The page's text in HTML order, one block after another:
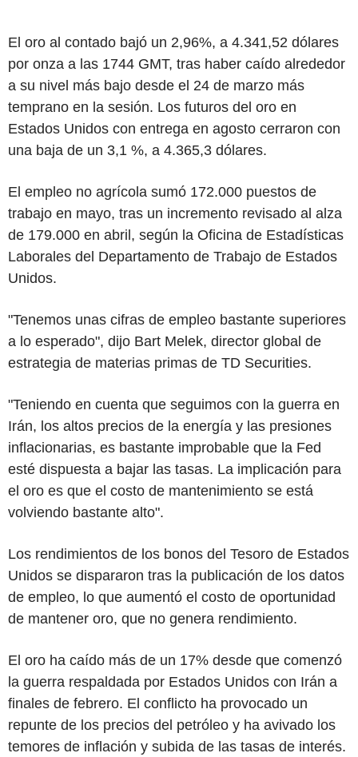
El oro al contado bajó un 2,96%, a 4.341,52 dólares
por onza a las 1744 GMT, tras haber caído alrededor
a su nivel más bajo desde el 24 de marzo más
temprano en la sesión. Los futuros del oro en
Estados Unidos con entrega en agosto cerraron con
una baja de un 3,1 %, a 4.365,3 dólares.
El empleo no agrícola sumó 172.000 puestos de
trabajo en mayo, tras un incremento revisado al alza
de 179.000 en abril, según la Oficina de Estadísticas
Laborales del Departamento de Trabajo de Estados
Unidos.
"Tenemos unas cifras de empleo bastante superiores
a lo esperado", dijo Bart Melek, director global de
estrategia de materias primas de TD Securities.
"Teniendo en cuenta que seguimos con la guerra en
Irán, los altos precios de la energía y las presiones
inflacionarias, es bastante improbable que la Fed
esté dispuesta a bajar las tasas. La implicación para
el oro es que el costo de mantenimiento se está
volviendo bastante alto".
Los rendimientos de los bonos del Tesoro de Estados
Unidos se dispararon tras la publicación de los datos
de empleo, lo que aumentó el costo de oportunidad
de mantener oro, que no genera rendimiento.
El oro ha caído más de un 17% desde que comenzó
la guerra respaldada por Estados Unidos con Irán a
finales de febrero. El conflicto ha provocado un
repunte de los precios del petróleo y ha avivado los
temores de inflación y subida de las tasas de interés.